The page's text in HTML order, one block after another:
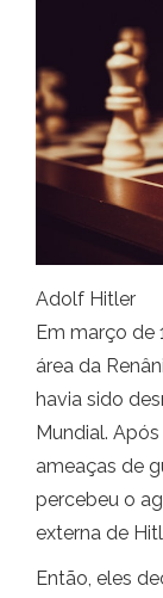
Adolf Hitler
Em março de
área da
havia sido
Mundial.
ameaças de
percebeu o
externa de
Então, eles